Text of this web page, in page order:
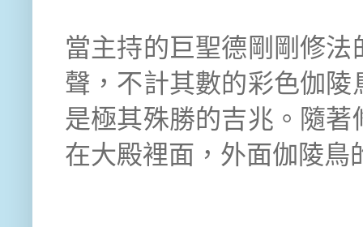
當主持的巨聖德剛剛修
聲，不計其數的彩色伽
是極其殊勝的吉兆。隨
在大殿裡面，外面伽陵鳥